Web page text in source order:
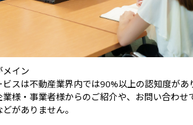
イン
スは不動産業界内では90%以上の認知度があ
様・事業者様からのご紹介や、お問い合わ
がありません。